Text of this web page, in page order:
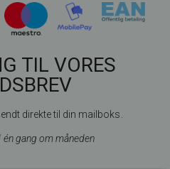
TIL VORES
direkte til din mailboks.
én gang om måneden